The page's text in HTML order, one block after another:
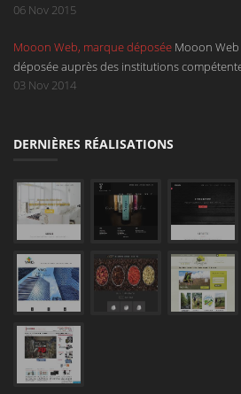
06 Nov 2015
Mooon Web, marque déposée Mooon
déposée auprès des institutions
03 Nov 2014
DERNIÈRES RÉALISATIONS